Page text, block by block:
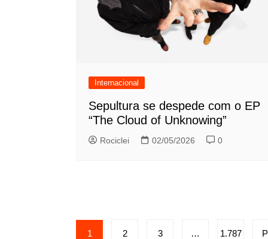
Internacional
Sepultura se despede com o EP
“The Cloud of Unknowing”
Rociclei 02/05/2026 0
Paginação
1 2 3 … 1.787